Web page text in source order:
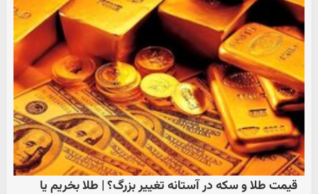
قیمت طلا و سکه در آستانه تغییر بزرگ؟ | طلا بخریم یا